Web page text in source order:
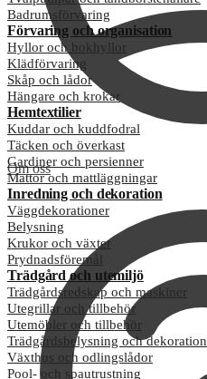
Om oss
Badrumsförvaring
Förvaring och organisation
Hyllor och bokhyllor
Klädförvaring
Skåp och lådor
Hängare och krokar
Hemtextilier
Kuddar och kuddfodral
Täcken och överkast
Gardiner och persienner
Mattor och mattläggningar
Inredning och dekoration
Väggdekorationer
Belysning
Krukor och växter
Prydnadsföremål
Trädgård och utemiljö
Trädgårdsredskap och maskiner
Utegrillar och tillbehör
Utemöbler och tillbehör
Trädgårdsbelysning och dekoration
Växthus och odlingslådor
Pool- och spautrustning